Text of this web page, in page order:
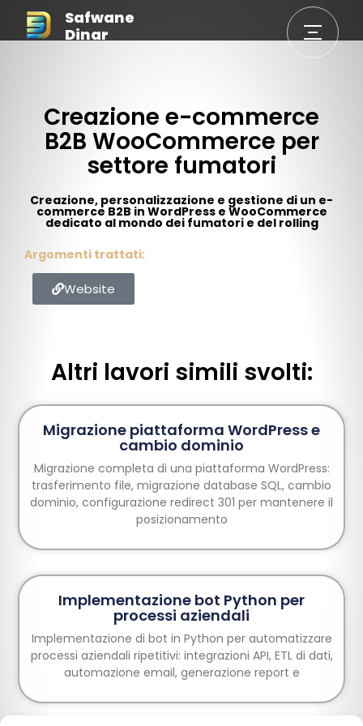
Safwane
Dinar
Creazione e-commerce
B2B WooCommerce per
settore fumatori
Creazione, personalizzazione e gestione di un e-
commerce B2B in WordPress e WooCommerce
dedicato al mondo dei fumatori e del rolling
Argomenti trattati:
Website
Altri lavori simili svolti:
Migrazione piattaforma WordPress e
cambio dominio
Migrazione completa di una piattaforma WordPress:
trasferimento file, migrazione database SQL, cambio
dominio, configurazione redirect 301 per mantenere il
posizionamento
Implementazione bot Python per
processi aziendali
Implementazione di bot in Python per automatizzare
processi aziendali ripetitivi: integrazioni API, ETL di dati,
automazione email, generazione report e